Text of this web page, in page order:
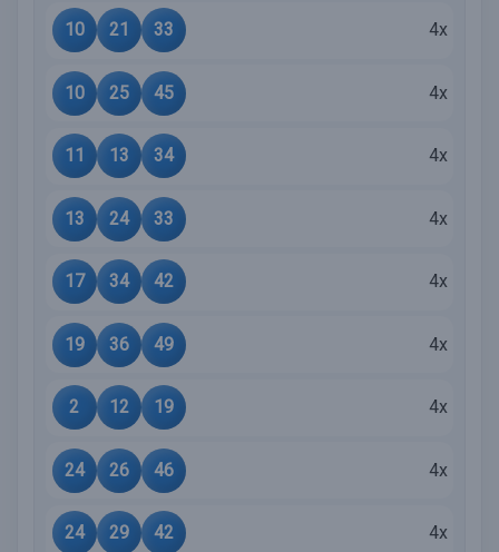
10 21 33 4x
10 25 45 4x
11 13 34 4x
13 24 33 4x
17 34 42 4x
19 36 49 4x
2 12 19 4x
24 26 46 4x
24 29 42 4x